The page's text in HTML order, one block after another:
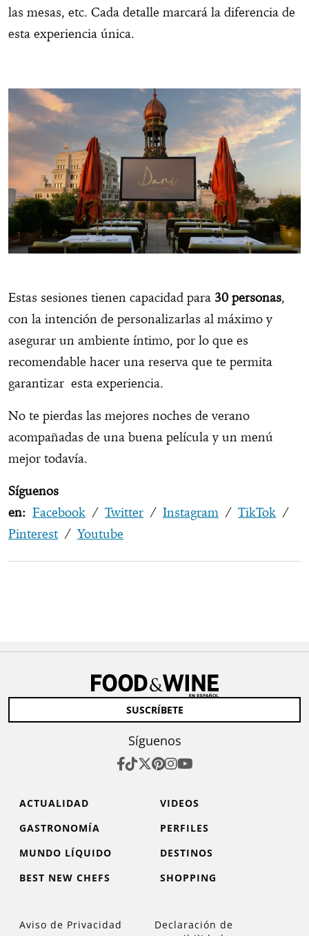
las mesas, etc. Cada detalle marcará la diferencia de
esta experiencia única.
Estas sesiones tienen capacidad para 30 personas,
con la intención de personalizarlas al máximo y
asegurar un ambiente íntimo, por lo que es
recomendable hacer una reserva que te permita
garantizar esta experiencia.
No te pierdas las mejores noches de verano
acompañadas de una buena película y un menú
mejor todavía.
Síguenos
en: Facebook / Twitter / Instagram / TikTok /
Pinterest / Youtube
SUSCRÍBETE
Síguenos
ACTUALIDAD
VIDEOS
GASTRONOMÍA
PERFILES
MUNDO LÍQUIDO
DESTINOS
BEST NEW CHEFS
SHOPPING
Aviso de Privacidad
Declaración de